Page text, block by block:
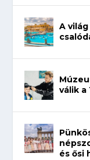
A
válik a
és ősi